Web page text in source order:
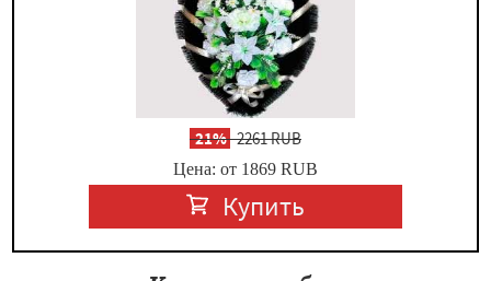
-21%2261 RUB
Цена: от 1869 RUB
Купить